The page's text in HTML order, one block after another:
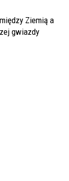
Ziemią a
gwiazdy